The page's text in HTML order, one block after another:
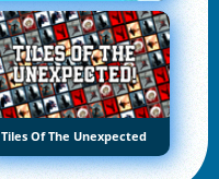
Tiles Of The Unexpected